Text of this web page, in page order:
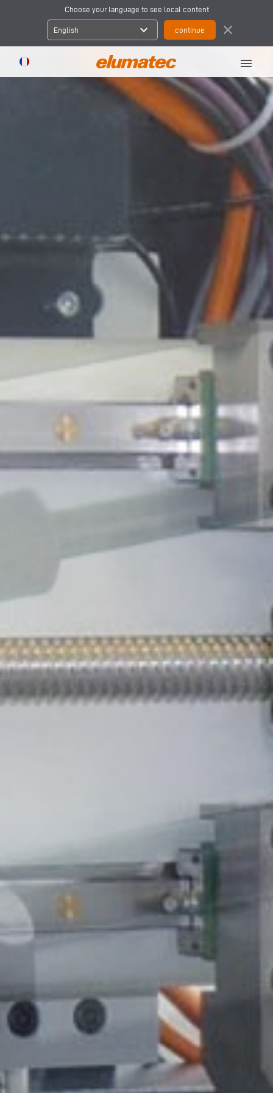
Choose your language to see local content
English expand_more close
menu